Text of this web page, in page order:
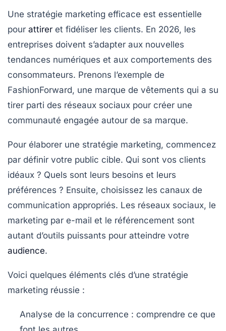
Une stratégie marketing efficace est essentielle
pour attirer et fidéliser les clients. En 2026, les
entreprises doivent s’adapter aux nouvelles
tendances numériques et aux comportements des
consommateurs. Prenons l’exemple de
FashionForward, une marque de vêtements qui a su
tirer parti des réseaux sociaux pour créer une
communauté engagée autour de sa marque.
Pour élaborer une stratégie marketing, commencez
par définir votre public cible. Qui sont vos clients
idéaux ? Quels sont leurs besoins et leurs
préférences ? Ensuite, choisissez les canaux de
communication appropriés. Les réseaux sociaux, le
marketing par e-mail et le référencement sont
autant d’outils puissants pour atteindre votre
audience.
Voici quelques éléments clés d’une stratégie
marketing réussie :
Analyse de la concurrence : comprendre ce que